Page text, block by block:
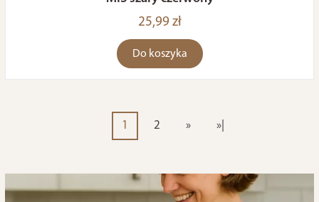
25,99 zł
Do koszyka
1 2 » »|